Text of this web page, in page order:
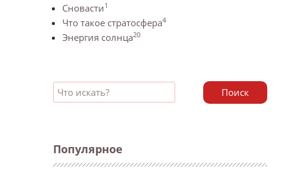
Сновасти1
Что такое стратосфера4
Энергия солнца20
Поиск
Популярное